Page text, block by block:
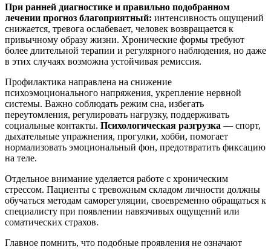
При ранней диагностике и правильно подобранном
лечении прогноз благоприятный: интенсивность ощущений
снижается, тревога ослабевает, человек возвращается к
привычному образу жизни. Хронические формы требуют
более длительной терапии и регулярного наблюдения, но даже
в этих случаях возможна устойчивая ремиссия.
Профилактика направлена на снижение
психоэмоционального напряжения, укрепление нервной
системы. Важно соблюдать режим сна, избегать
переутомления, регулировать нагрузку, поддерживать
социальные контакты. Психологическая разгрузка — спорт,
дыхательные упражнения, прогулки, хобби, помогает
нормализовать эмоциональный фон, предотвратить фиксацию
на теле.
Отдельное внимание уделяется работе с хроническим
стрессом. Пациенты с тревожным складом личности должны
обучаться методам саморегуляции, своевременно обращаться к
специалисту при появлении навязчивых ощущений или
соматических страхов.
Главное помнить, что подобные проявления не означают